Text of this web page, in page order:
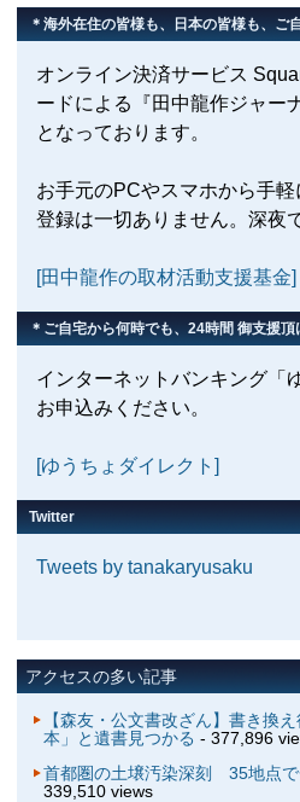
＊海外在住の皆様も、日本の皆様も、ご
オンライン決済サービス
ードによる『田中龍作ジャー
となっております。
お手元のPCやスマホから手
登録は一切ありません。深夜
[田中龍作の取材活動支援基金]
＊ご自宅から何時でも、24時間 御支援頂
インターネットバンキング「
お申込みください。
[ゆうちょダイレクト]
Twitter
Tweets by tanakaryusaku
アクセスの多い記事
【森友・公文書改ざん】書き換
本」と遺書見つかる - 377,896
首都圏の土壌汚染深刻 35地点
339,510 views